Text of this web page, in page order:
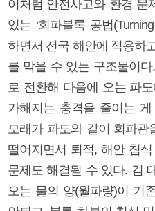
이처럼 안전사고와 환경 문
있는 ‘회파블록 공법
하면서 전국 해안에 적용하
를 막을 수 있는 구조물이
로 전환해 다음에 오는 파
가해지는 충격을 줄이는
모래가 파도와 같이 회파
떨어지면서 퇴적, 해안 침
문제도 해결될 수 있다. 김
오는 물의 양(월파량)이 기